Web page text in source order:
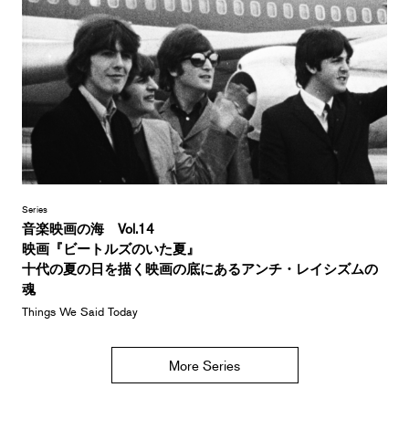
Series
音楽映画の海 Vol.14
映画『ビートルズのいた夏』
十代の夏の日を描く映画の底にあるアンチ・レイシズムの
魂
Things We Said Today
More Series